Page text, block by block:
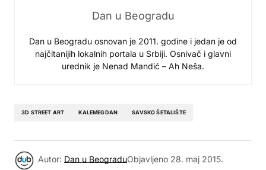
Dan u Beogradu
Dan u Beogradu osnovan je 2011. godine i jedan je od
najčitanijih lokalnih portala u Srbiji. Osnivač i glavni
urednik je Nenad Mandić – Ah Neša.
3D STREET ART KALEMEGDAN SAVSKO ŠETALIŠTE
Autor: Dan u BeograduObjavljeno 28. maj 2015.